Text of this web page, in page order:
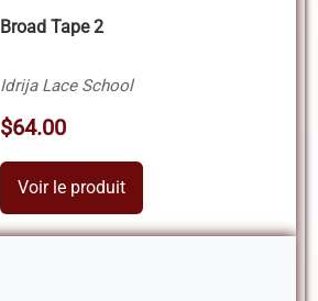
Broad Tape 2
Idrija Lace School
$64.00
Voir le produit